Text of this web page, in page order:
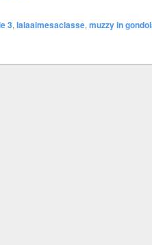
3, lalaaimesaclasse, muzzy in